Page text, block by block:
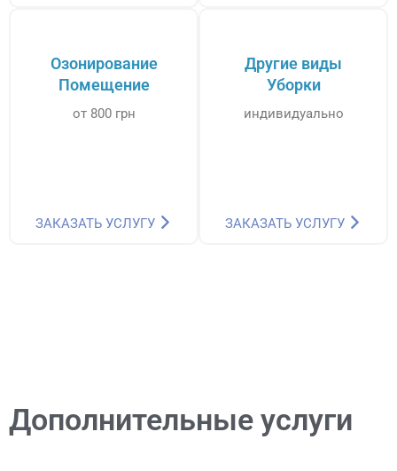
Озонирование
Помещение
от 800 грн
ЗАКАЗАТЬ УСЛУГУ
Другие виды
Уборки
индивидуально
ЗАКАЗАТЬ УСЛУГУ
Дополнительные услуги